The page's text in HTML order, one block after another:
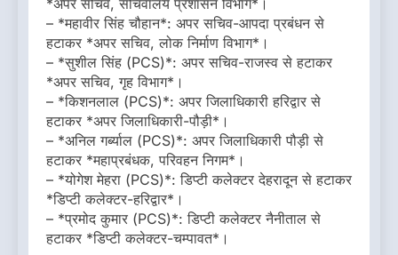
– *महावीर सिंह चौहान*: अपर सचिव-आपदा प्रबंधन से
हटाकर *अपर सचिव, लोक निर्माण विभाग*।
– *सुशील सिंह (PCS)*: अपर सचिव-राजस्व से हटाकर
*अपर सचिव, गृह विभाग*।
– *किशनलाल (PCS)*: अपर जिलाधिकारी हरिद्वार से
हटाकर *अपर जिलाधिकारी-पौड़ी*।
– *अनिल गर्ब्याल (PCS)*: अपर जिलाधिकारी पौड़ी से
हटाकर *महाप्रबंधक, परिवहन निगम*।
– *योगेश मेहरा (PCS)*: डिप्टी कलेक्टर देहरादून से हटाकर
*डिप्टी कलेक्टर-हरिद्वार*।
– *प्रमोद कुमार (PCS)*: डिप्टी कलेक्टर नैनीताल से
हटाकर *डिप्टी कलेक्टर-चम्पावत*।